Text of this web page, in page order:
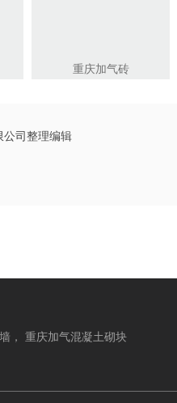
重庆加气砖
公司整理编辑
， 重庆加气混凝土砌块